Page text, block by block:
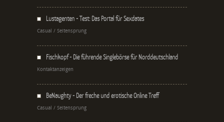
Lustagenten - Test: Das Portal für Sexdates
Casual / Seitensprung
Fischkopf - Die führende Singlebörse für Norddeutschland
Kontaktanzeigen
BeNaughty - Der freche und erotische Online Treff
Casual / Seitensprung